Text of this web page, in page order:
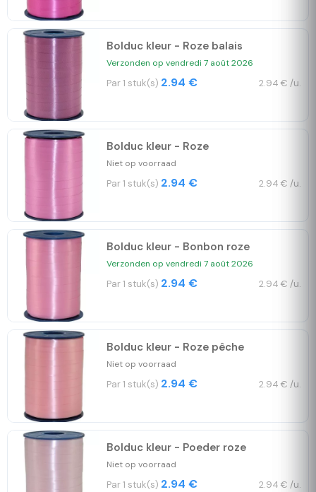
Bolduc kleur - Roze balais
Verzonden op vendredi 7 août 2026
Par 1 stuk(s) 2.94 € 2.94 € /u.
Bolduc kleur - Roze
Niet op voorraad
Par 1 stuk(s) 2.94 € 2.94 € /u.
Bolduc kleur - Bonbon roze
Verzonden op vendredi 7 août 2026
Par 1 stuk(s) 2.94 € 2.94 € /u.
Bolduc kleur - Roze pêche
Niet op voorraad
Par 1 stuk(s) 2.94 € 2.94 € /u.
Bolduc kleur - Poeder roze
Niet op voorraad
Par 1 stuk(s) 2.94 € 2.94 € /u.